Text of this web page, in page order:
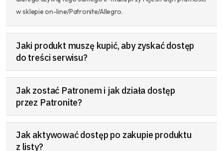
w sklepie on-line/Patronite/Allegro.
Jaki produkt muszę kupić, aby zyskać dostęp
do treści serwisu?
Jak zostać Patronem i jak działa dostęp
przez Patronite?
Jak aktywować dostęp po zakupie produktu
z listy?